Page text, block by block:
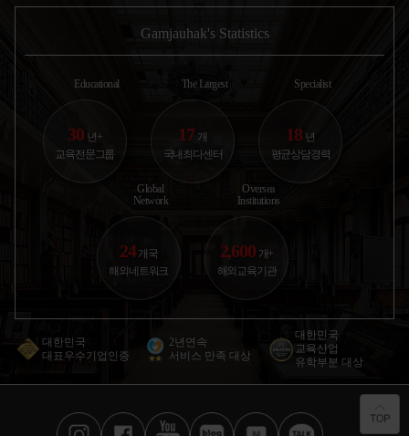
황○경
애듀부산 | 컨설턴트 센터장
2025.10.30
권○윤
애듀부산 | 컨설턴트 박은혜
아이가 운동 좋아하고 자연 친화적인 성향이라
뉴질랜드 추천받았어요. 학교...
2025.11.03
애듀부산 | 컨설턴트 이진영
서구권은 너무 멀고 비용도 부담이라 아시아 쪽
국제학교 알아봤어요. 뉴질...
2026.01.12
오○민
제가 유학 가고 싶다고 엄마한테 계속 떼써서 오
2026.02.27
이를 두군데만 있어보았지
홈스테이는
Gamjauhak's Statistics
Educational
30 년+
교육전문그룹
The Largest
17 개
국내최다센터
Specialist
18 년
평균상담경력
Global
Network
24 개국
해외네트워크
Oversea
Institutions
2,600 개+
해외교육기관
대한민국
대표우수기업인증
2년연속
서비스 만족 대상
대한민국
교육산업
유학부분 대상